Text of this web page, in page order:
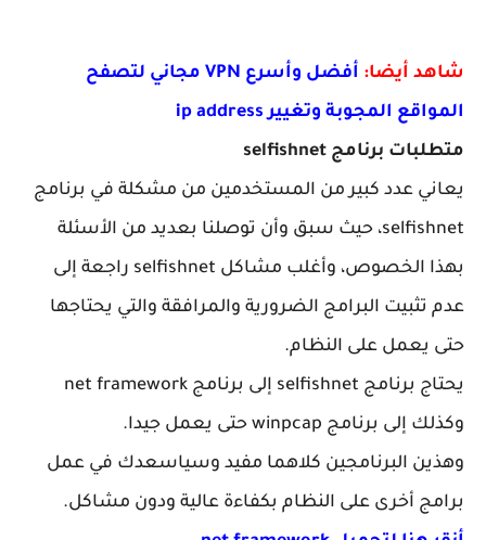
شاهد أيضا:
أفضل وأسرع VPN مجاني لتصفح
المواقع المجوبة وتغيير ip address
متطلبات برنامج selfishnet
يعاني عدد كبير من المستخدمين من مشكلة في برنامج
selfishnet، حيث سبق وأن توصلنا بعديد من الأسئلة
بهذا الخصوص، وأغلب مشاكل selfishnet راجعة إلى
عدم تثبيت البرامج الضرورية والمرافقة والتي يحتاجها
حتى يعمل على النظام.
يحتاج برنامج selfishnet إلى برنامج net framework
وكذلك إلى برنامج winpcap حتى يعمل جيدا.
وهذين البرنامجين كلاهما مفيد وسياسعدك في عمل
برامج أخرى على النظام بكفاءة عالية ودون مشاكل.